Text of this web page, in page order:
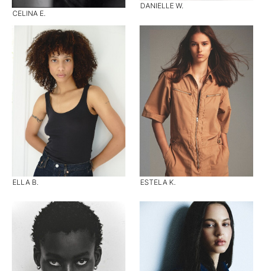
CELINA E.
DANIELLE W.
ELLA B. ESTELA K.